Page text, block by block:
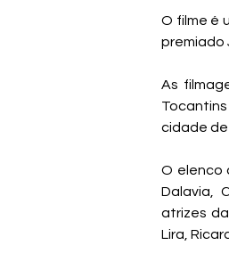
O filme é
premiado
As
cidade de
O elenco
Dalavia,
atrizes
Lira,